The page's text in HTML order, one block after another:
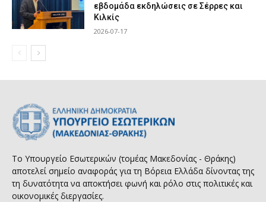
εβδομάδα εκδηλώσεις σε Σέρρες και
Κιλκίς
2026-07-17
Το Υπουργείο Εσωτερικών (τομέας Μακεδονίας - Θράκης)
αποτελεί σημείο αναφοράς για τη Βόρεια Ελλάδα δίνοντας της
τη δυνατότητα να αποκτήσει φωνή και ρόλο στις πολιτικές και
οικονομικές διεργασίες.